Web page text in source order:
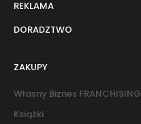
REKLAMA
DORADZTWO
ZAKUPY
Własny Biznes FRANCHISING
Książki